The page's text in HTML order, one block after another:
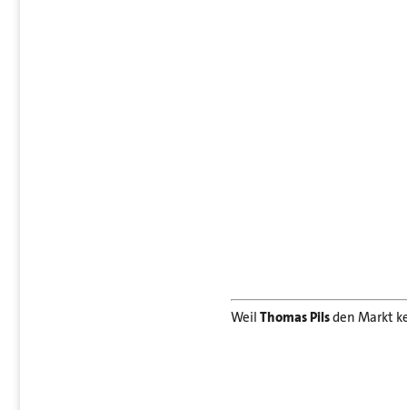
Weil Thomas Pilsden Markt